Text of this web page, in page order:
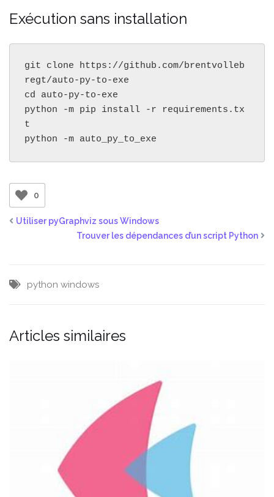
Exécution sans installation
git clone https://github.com/brentvolleb
regt/auto-py-to-exe
cd auto-py-to-exe
python -m pip install -r requirements.tx
t
python -m auto_py_to_exe
0
Utiliser pyGraphviz sous Windows
Trouver les dépendances d’un script Python
python windows
Articles similaires